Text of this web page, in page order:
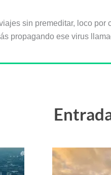
sin premeditar, loco por
propagando ese virus